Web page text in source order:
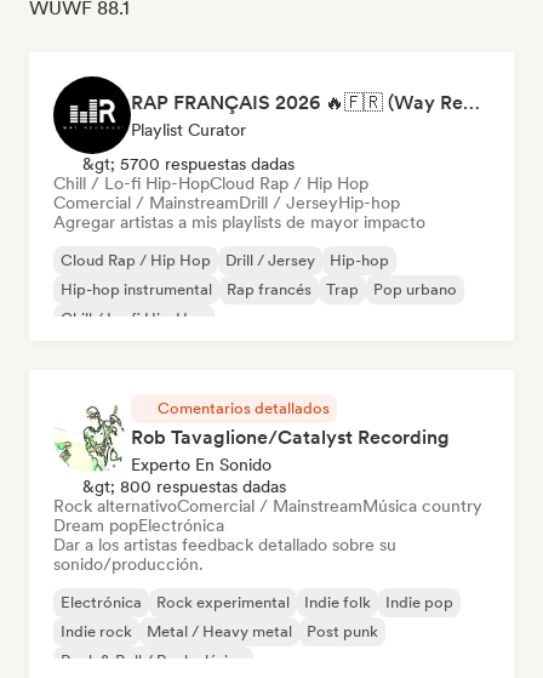
WUWF 88.1
RAP FRANÇAIS 2026 🔥🇫🇷 (Way Records)
Playlist Curator
&gt; 5700 respuestas dadas
Chill / Lo-fi Hip-HopCloud Rap / Hip Hop
Comercial / MainstreamDrill / JerseyHip-hop
Agregar artistas a mis playlists de mayor impacto
Cloud Rap / Hip Hop Drill / Jersey
Hip-hop
Hip-hop instrumental
Rap francés Trap
Pop urbano
Chill / Lo-fi Hip-Hop
Comentarios detallados
Rob Tavaglione/Catalyst Recording
Experto En Sonido
&gt; 800 respuestas dadas
Rock alternativoComercial / MainstreamMúsica country
Dream popElectrónica
Dar a los artistas feedback detallado sobre su
sonido/producción.
Electrónica Rock experimental Indie folk
Indie pop
Indie rock
Metal / Heavy metal
Post punk
Rock & Roll / Rock clásico